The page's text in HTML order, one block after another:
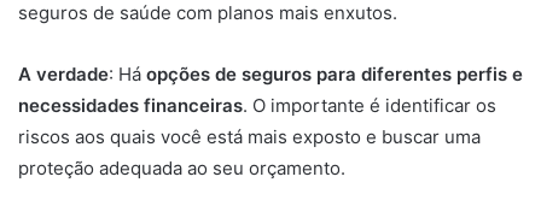
seguros de saúde com planos mais enxutos.
A verdade: Há opções de seguros para diferentes perfis e
necessidades financeiras. O importante é identificar os
riscos aos quais você está mais exposto e buscar uma
proteção adequada ao seu orçamento.